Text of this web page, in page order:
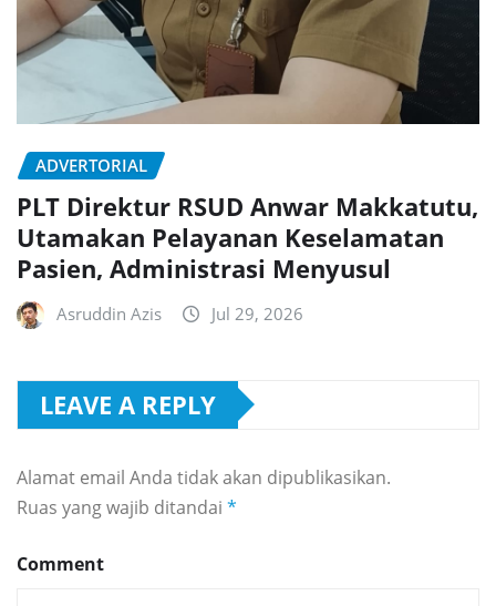
ADVERTORIAL
PLT Direktur RSUD Anwar Makkatutu,
Utamakan Pelayanan Keselamatan
Pasien, Administrasi Menyusul
Asruddin Azis Jul 29, 2026
LEAVE A REPLY
Alamat email Anda tidak akan dipublikasikan.
Ruas yang wajib ditandai *
Comment